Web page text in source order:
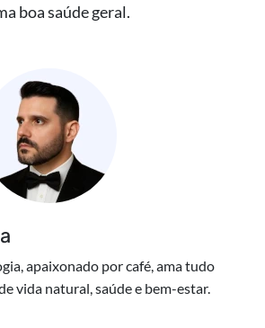
boa saúde geral.
apaixonado por café, ama tudo
vida natural, saúde e bem-estar.